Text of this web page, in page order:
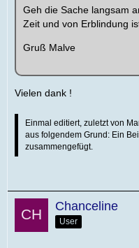
Geh die Sache langsam
Zeit und von Erblindung
Gruß Malve
Vielen dank !
Einmal editiert, zuletzt von
aus folgendem Grund: Ein
zusammengefügt.
Chanceline
User